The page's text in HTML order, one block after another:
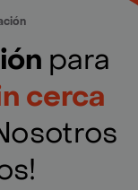
para
cerca